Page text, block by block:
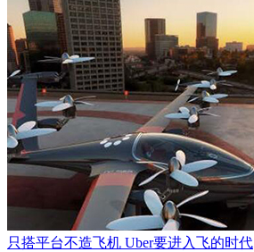
只搭平台不造飞机 Uber要进入飞的时代